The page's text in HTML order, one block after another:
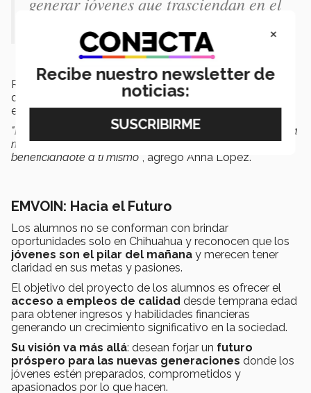
mundo”.- Mauricio Moran.
Rompiendo barreras y acompañados de su profesores
demostraron que no existen ideas pequeñas sino
emprendedores dispuestos a marcar la diferencia.
"No temas dar el primer paso. Siempre habrá apoyo y una
manera de hacer realidad tu idea, impactando a otros y
beneficiándote a ti mismo" , agregó Anna López.
EMVOIN: Hacia el Futuro
Los alumnos no se conforman con brindar
oportunidades solo en Chihuahua y reconocen que los
jóvenes son el pilar del mañana y merecen tener
claridad en sus metas y pasiones.
El objetivo del proyecto de los alumnos es ofrecer el
acceso a empleos de calidad desde temprana edad
para obtener ingresos y habilidades financieras
generando un crecimiento significativo en la sociedad.
Su visión va más allá: desean forjar un futuro
próspero para las nuevas generaciones donde los
jóvenes estén preparados, comprometidos y
apasionados por lo que hacen.
×
Recibe nuestro newsletter de
noticias: